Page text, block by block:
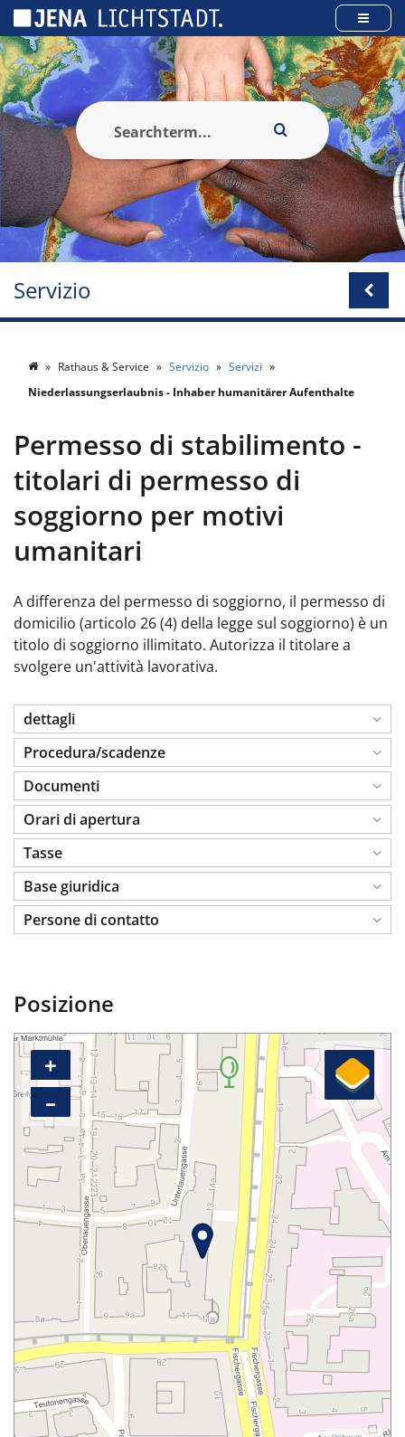
Servizio
Rathaus & Service Servizio
Servizi
Niederlassungserlaubnis - Inhaber humanitärer Aufenthalte
Permesso di stabilimento -
titolari di permesso di
soggiorno per motivi
umanitari
A differenza del permesso di soggiorno, il permesso di
domicilio (articolo 26 (4) della legge sul soggiorno) è un
titolo di soggiorno illimitato. Autorizza il titolare a
svolgere un'attività lavorativa.
dettagli
Procedura/scadenze
Documenti
Orari di apertura
Tasse
Base giuridica
Persone di contatto
Posizione
+
–
Pannello di gestione dei cookies